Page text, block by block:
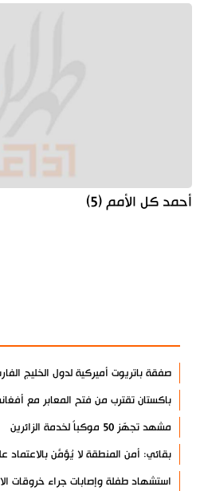
أحمد كل الأمم (5)
صفقة باتريوت أميركية لدول الخليج
باكستان تقترب من فتح المعابر مع
مشهد تجهّز 50 موكباً لخدمة الزائرين
بقائي: أمن المنطقة لا يُؤمَّن بالاعتماد
استشهاد طفلة وإصابات جراء خروقات